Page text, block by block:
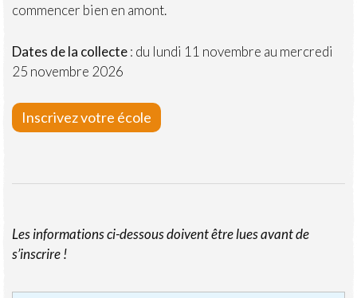
commencer bien en amont.
Dates de la collecte: du lundi 11 novembre au mercredi
25 novembre 2026
Inscrivez votre école
Les informations ci-dessous doivent être lues avant de
s’inscrire !